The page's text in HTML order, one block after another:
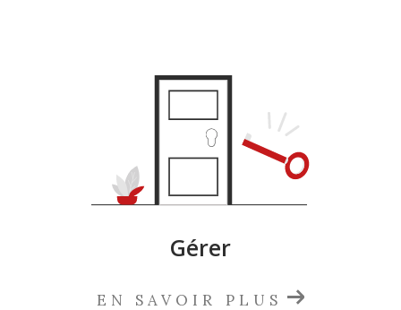
Gérer
EN SAVOIR PLUS